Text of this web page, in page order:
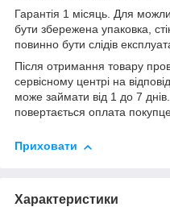
Гарантія 1 місяць. Для
бути збережена упаковка,
повинно бути слідів
Після отримання товару
сервісному центрі на
може займати від 1 до 7
повертається оплата
Приховати
Характеристики